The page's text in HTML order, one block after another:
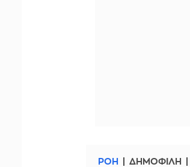
ΡΟΗ ΔΗΜΟΦΙΛΗ